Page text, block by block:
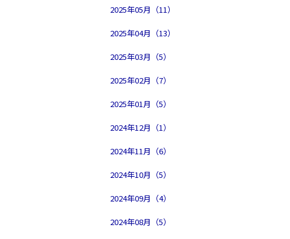
2025年05月（11）
2025年04月（13）
2025年03月（5）
2025年02月（7）
2025年01月（5）
2024年12月（1）
2024年11月（6）
2024年10月（5）
2024年09月（4）
2024年08月（5）